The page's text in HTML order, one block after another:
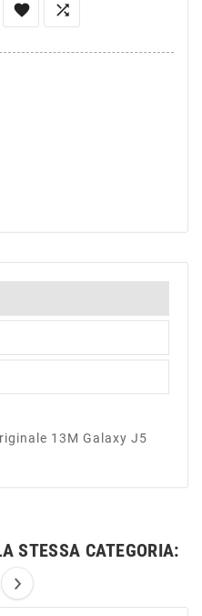
 
13M Galaxy J5
STESSA CATEGORIA: